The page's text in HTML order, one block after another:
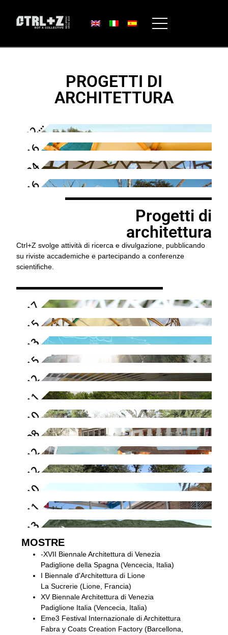
PROGETTI DI
ARCHITETTURA
Progetti di
architettura
Ctrl+Z svolge attività di ricerca e divulgazione, pubblicando
su riviste accademiche e partecipando a conferenze
scientifiche.
MOSTRE
-XVII Biennale Architettura di Venezia
Padiglione della Spagna (Vencecia, Italia)
I Biennale d'Architettura di Lione
La Sucrerie (Lione, Francia)
XV Biennale Architettura di Venezia
Padiglione Italia (Vencecia, Italia)
Eme3 Festival Internazionale di Architettura
Fabra y Coats Creation Factory (Barcellona,